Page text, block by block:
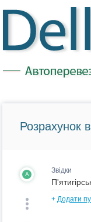
Розрахунок
A Звідки
+ Додати